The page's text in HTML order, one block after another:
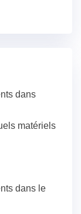
dans
matériels
dans le